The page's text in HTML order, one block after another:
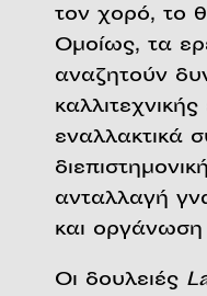
τον χορό, το
Ομοίως, τα
αναζητούν
εναλλακτικά
ανταλλαγή
και
Οι δουλειές